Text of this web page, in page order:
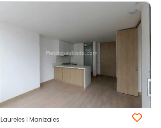
Laureles | Manizales